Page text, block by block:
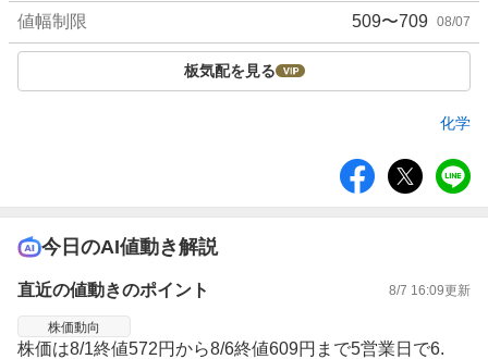
値幅制限 509〜709 08/07
板気配を見る
化学
ア
今日のAI値動き解説
直近の値動きのポイント 8/7 16:09更新
株価動向
株価は8/1終値572円から8/6終値609円まで5営業日で6.